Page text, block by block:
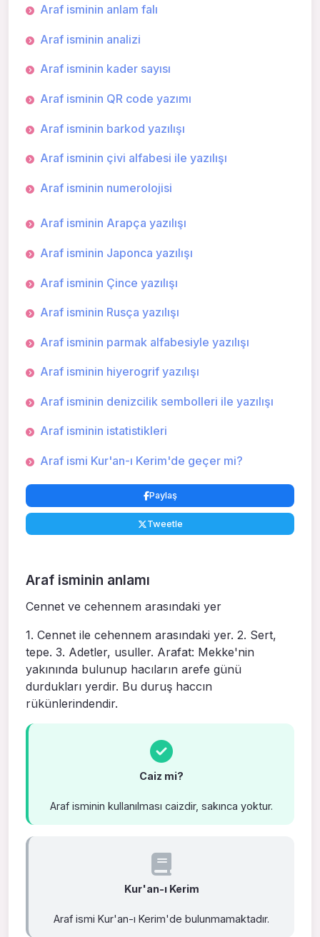
Araf isminin anlam falı
Araf isminin analizi
Araf isminin kader sayısı
Araf isminin QR code yazımı
Araf isminin barkod yazılışı
Araf isminin çivi alfabesi ile yazılışı
Araf isminin numerolojisi
Araf isminin Arapça yazılışı
Araf isminin Japonca yazılışı
Araf isminin Çince yazılışı
Araf isminin Rusça yazılışı
Araf isminin parmak alfabesiyle yazılışı
Araf isminin hiyerogrif yazılışı
Araf isminin denizcilik sembolleri ile yazılışı
Araf isminin istatistikleri
Araf ismi Kur'an-ı Kerim'de geçer mi?
Paylaş
Tweetle
Araf isminin anlamı
Cennet ve cehennem arasındaki yer
1. Cennet ile cehen­nem arasındaki yer. 2. Sert,
tepe. 3. Adetler, usuller. Arafat: Mekke'nin
yakınında bulunup hacıların arefe gü­nü
durdukları yerdir. Bu duruş haccın
rükünlerindendir.
Caiz mi?
Araf isminin kullanılması caizdir, sakınca yoktur.
Kur'an-ı Kerim
Araf ismi Kur'an-ı Kerim'de bulunmamaktadır.